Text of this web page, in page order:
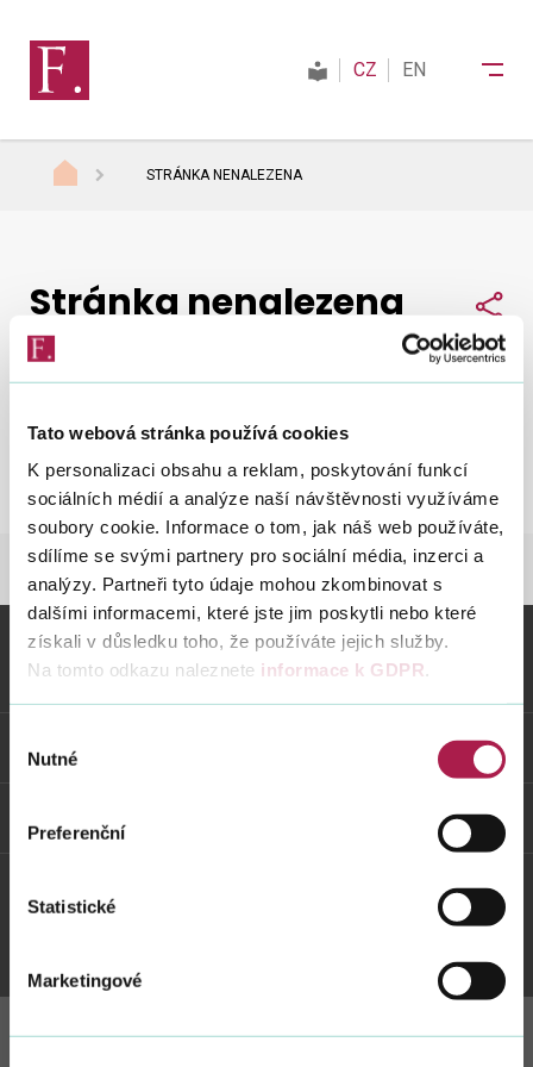
Tato webová stránka používá cookies
K personalizaci obsahu a reklam, poskytování funkcí
sociálních médií a analýze naší návštěvnosti využíváme
soubory cookie. Informace o tom, jak náš web používáte,
sdílíme se svými partnery pro sociální média, inzerci a
analýzy. Partneři tyto údaje mohou zkombinovat s
dalšími informacemi, které jste jim poskytli nebo které
získali v důsledku toho, že používáte jejich služby.
Na tomto odkazu naleznete informace k GDPR.
souhlasu
Nutné
Preferenční
Statistické
Marketingové
Daně
Mezinárodní spolupráce
Kontakty
Vyhledat na webu
CZ EN
STRÁNKA NENALEZENA
Nepodařilo se nám najít, co jste hledali.
Zkuste to
znovu.
Stránka nenalezena
STRÁNKA NENALEZENA
Vybrané informace
Odkazy
Weby FS
Instagram